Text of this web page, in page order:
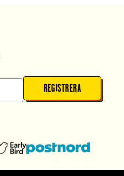
REGISTRERA